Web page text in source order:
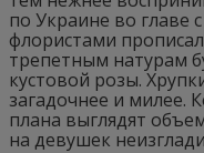
по Украине во главе
флористами
трепетным натурам
кустовой розы.
загадочнее и милее.
плана выглядят
на девушек